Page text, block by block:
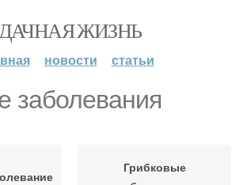
ЖИЗНЬ
новости статьи
заболевания
Грибковые